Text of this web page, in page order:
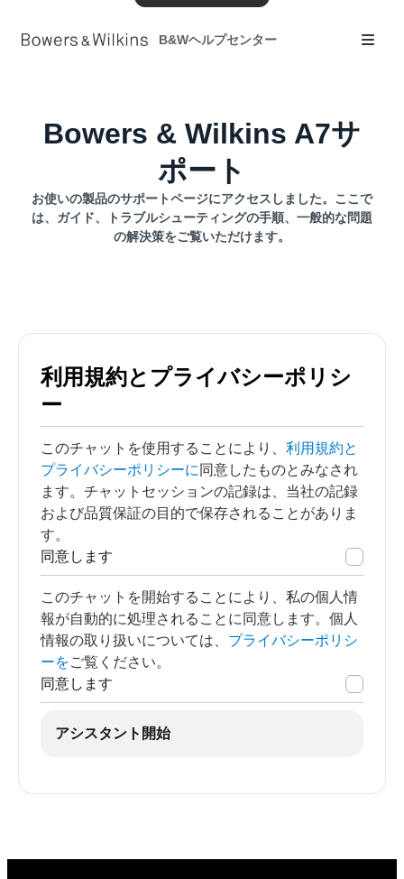
B&Wヘルプセンター
Bowers & Wilkins A7サ
ポート
お使いの製品のサポートページにアクセスしました。ここで
は、ガイド、トラブルシューティングの手順、一般的な問題
の解決策をご覧いただけます。
利用規約とプライバシーポリシ
ー
このチャットを使用することにより、 利用規約と
プライバシーポリシーに 同意したものとみなされ
ます。チャットセッションの記録は、当社の記録
および品質保証の目的で保存されることがありま
す。
同意します
このチャットを開始することにより、私の個人情
報が自動的に処理されることに同意します。個人
情報の取り扱いについては、 プライバシーポリシ
ーをご覧ください。
同意します
アシスタント開始